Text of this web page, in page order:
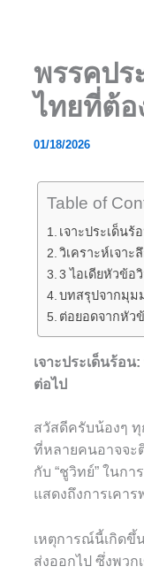
พรรคปร
ไทยที่ต้อ
01/18/2026
Table of
เจาะประเด็น
วิเคราะห์เจาะ
3 ไอเดียหัวข้อ
บทสรุปจากมุม
ต่อยอดจากหัว
เจาะประเด็นร้อ
ต่อไป
สวัสดีครับน้องๆ ทุ
ที่หลายคนอาจจะ
กับ “ชูวิทย์” ในก
แสดงถึงการเคา
เหตุการณ์นี้เกิดขึ้
ส่งออกไป ซึ่งพวก